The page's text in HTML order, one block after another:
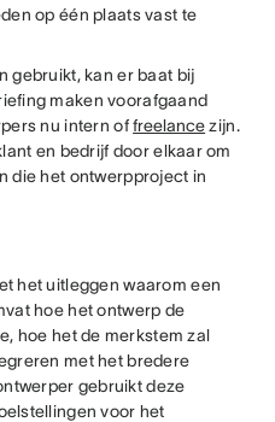
op één plaats vast te
gebruikt, kan er baat bij
maken voorafgaand
nu intern offreelancezijn.
en bedrijf door elkaar om
die het ontwerpproject in
het uitleggen waarom een
hoe het ontwerp de
hoe het de merkstem zal
met het bredere
gebruikt deze
voor het